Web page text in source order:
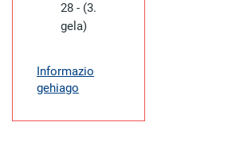
28 - (3.
gela)
Informazio
gehiago